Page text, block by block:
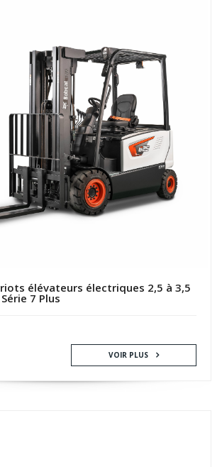
élévateurs électriques 2,5 à 3,5
7 Plus
VOIR PLUS